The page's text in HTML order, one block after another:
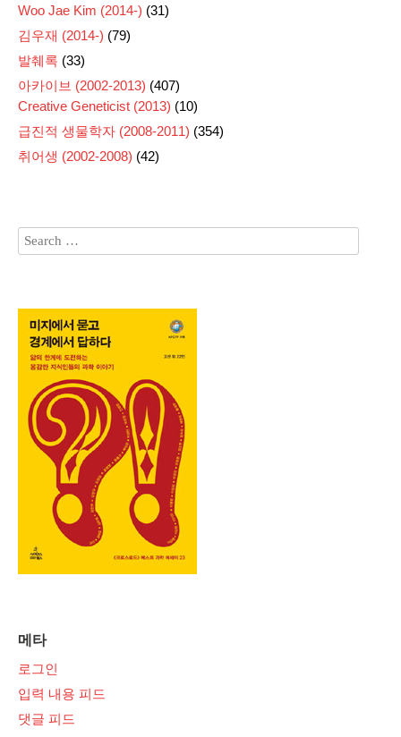
Woo Jae Kim (2014-) (31)
김우재 (2014-) (79)
발췌록 (33)
아카이브 (2002-2013) (407)
Creative Geneticist (2013) (10)
급진적 생물학자 (2008-2011) (354)
취어생 (2002-2008) (42)
메타
로그인
입력 내용 피드
댓글 피드